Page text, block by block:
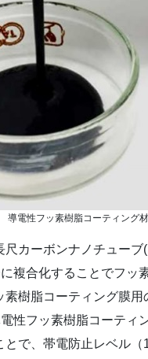
導電性フッ素樹脂コーティング材
カーボンナノチュー
複合化することでフッ
樹脂コーティング膜
性フッ素樹脂コーティ
で、帯電防止レベル